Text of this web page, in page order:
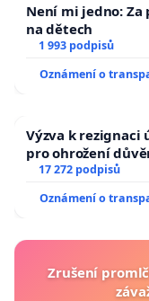
Není mi jedno:
na dětech
1 993 podpisů
Oznámení o
Výzva k rezignaci
pro ohrožení
17 272 podpisů
Oznámení o
Zrušení